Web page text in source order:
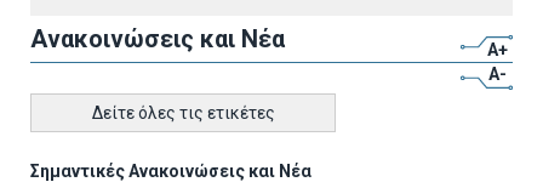
Ανακοινώσεις και Νέα
A+
A-
Δείτε όλες τις ετικέτες
Σημαντικές Ανακοινώσεις και Νέα